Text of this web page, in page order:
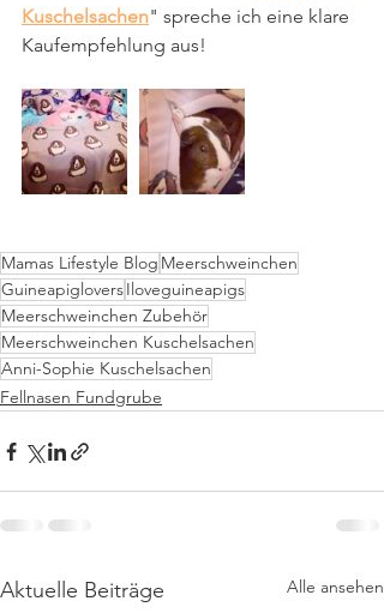
Kuschelsachen" spreche ich eine klare
Kaufempfehlung aus!
Mamas Lifestyle Blog Meerschweinchen
GuineapigloversIloveguineapigs
Meerschweinchen Zubehör
Meerschweinchen Kuschelsachen
Anni-Sophie Kuschelsachen
Fellnasen Fundgrube
Aktuelle Beiträge Alle ansehen